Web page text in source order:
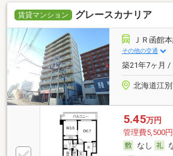
賃貸マンション グレースカナリア
ＪＲ函館
その他の交通
築21年7ヶ月 /
北海道江
5.45万円
管理費5,500円
なし